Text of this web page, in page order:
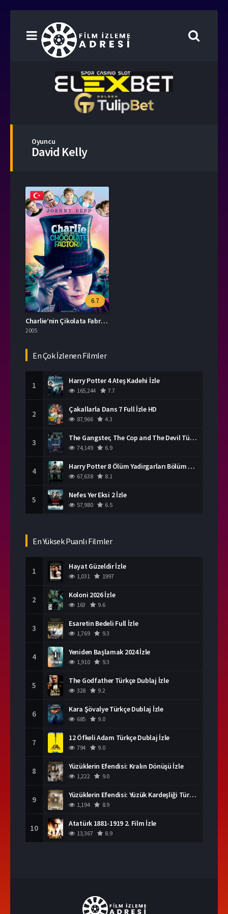
Oyuncu
David Kelly
6.7
Charlie’nin Çikolata Fabrikası İzle
2005
En Çok İzlenen Filmler
1 Harry Potter 4 Ateş Kadehi İzle
165,244 7.7
2 Çakallarla Dans 7 Full İzle HD
87,966 4.3
3 The Gangster, The Cop and The Devil Türkçe Dublaj İzle
74,149 6.9
4 Harry Potter 8 Ölüm Yadirgarları Bölüm 2 İzle
67,638 8.1
5 Nefes Yer Eksi 2 İzle
57,980 6.5
En Yüksek Puanlı Filmler
1 Hayat Güzeldir İzle
1,031 1997
2 Koloni 2026 İzle
163 9.6
3 Esaretin Bedeli Full İzle
1,769 9.3
4 Yeniden Başlamak 2024 İzle
1,910 9.3
5 The Godfather Türkçe Dublaj İzle
328 9.2
6 Kara Şövalye Türkçe Dublaj İzle
685 9.0
7 12 Öfkeli Adam Türkçe Dublaj İzle
794 9.0
8 Yüzüklerin Efendisi: Kralın Dönüşü İzle
1,222 9.0
9 Yüzüklerin Efendisi: Yüzük Kardeşliği Türkçe Dublaj İzle
1,194 8.9
10 Atatürk 1881-1919 2. Film İzle
13,367 8.9